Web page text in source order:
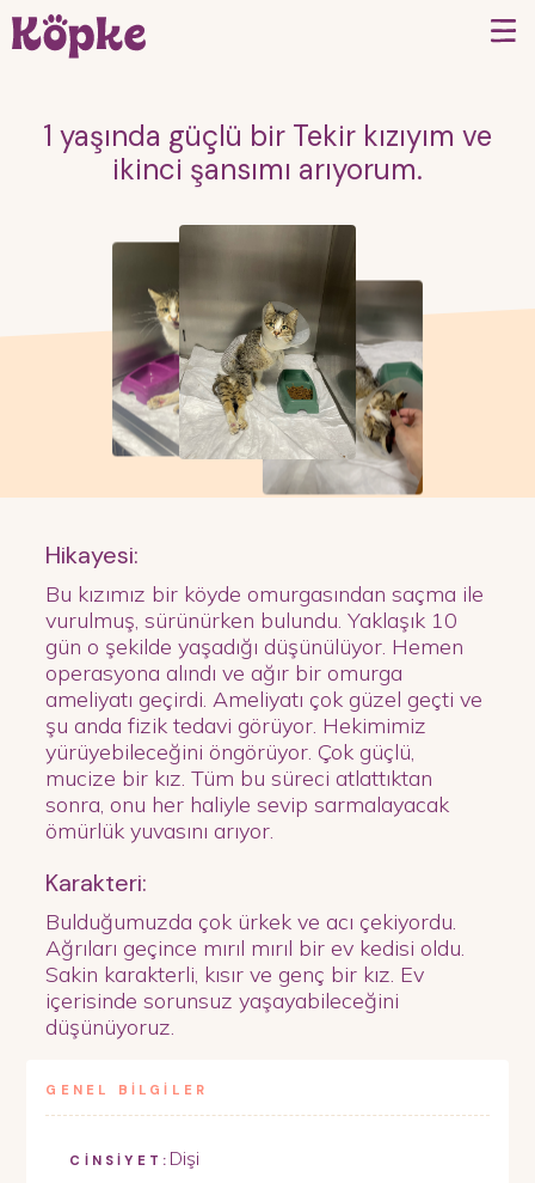
1 yaşında güçlü bir Tekir kızıyım ve
ikinci şansımı arıyorum.
Hikayesi:
Bu kızımız bir köyde omurgasından saçma ile
vurulmuş, sürünürken bulundu. Yaklaşık 10
gün o şekilde yaşadığı düşünülüyor. Hemen
operasyona alındı ve ağır bir omurga
ameliyatı geçirdi. Ameliyatı çok güzel geçti ve
şu anda fizik tedavi görüyor. Hekimimiz
yürüyebileceğini öngörüyor. Çok güçlü,
mucize bir kız. Tüm bu süreci atlattıktan
sonra, onu her haliyle sevip sarmalayacak
ömürlük yuvasını arıyor.
Karakteri:
Bulduğumuzda çok ürkek ve acı çekiyordu.
Ağrıları geçince mırıl mırıl bir ev kedisi oldu.
Sakin karakterli, kısır ve genç bir kız. Ev
içerisinde sorunsuz yaşayabileceğini
düşünüyoruz.
GENEL BİLGİLER
CİNSİYET: Dişi